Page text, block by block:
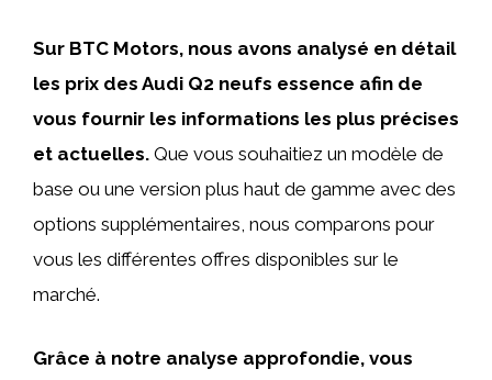
Sur BTC Motors, nous avons analysé en détail
les prix des Audi Q2 neufs essence afin de
vous fournir les informations les plus précises
et actuelles. Que vous souhaitiez un modèle de
base ou une version plus haut de gamme avec des
options supplémentaires, nous comparons pour
vous les différentes offres disponibles sur le
marché.
Grâce à notre analyse approfondie, vous